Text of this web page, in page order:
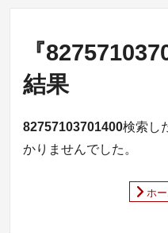
『
結果
82757103701400検索し
かりませんでした。
ホ